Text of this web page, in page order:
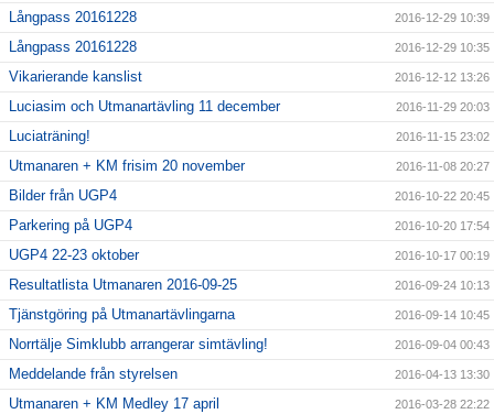
Långpass 20161228 2016-12-29 10:39
Långpass 20161228 2016-12-29 10:35
Vikarierande kanslist 2016-12-12 13:26
Luciasim och Utmanartävling 11 december 2016-11-29 20:03
Luciaträning! 2016-11-15 23:02
Utmanaren + KM frisim 20 november 2016-11-08 20:27
Bilder från UGP4 2016-10-22 20:45
Parkering på UGP4 2016-10-20 17:54
UGP4 22-23 oktober 2016-10-17 00:19
Resultatlista Utmanaren 2016-09-25 2016-09-24 10:13
Tjänstgöring på Utmanartävlingarna 2016-09-14 10:45
Norrtälje Simklubb arrangerar simtävling! 2016-09-04 00:43
Meddelande från styrelsen 2016-04-13 13:30
Utmanaren + KM Medley 17 april 2016-03-28 22:22